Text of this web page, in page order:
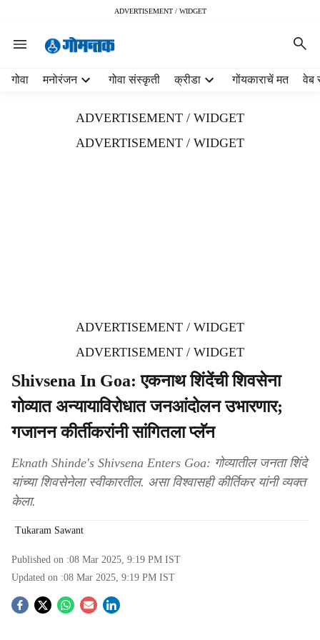
ADVERTISEMENT / WIDGET
गोवा मनोरंजन गोवा संस्कृती क्रीडा गोंयकाराचें मत वेब
ADVERTISEMENT / WIDGET
ADVERTISEMENT / WIDGET
ADVERTISEMENT / WIDGET
ADVERTISEMENT / WIDGET
Shivsena In Goa: एकनाथ शिंदेंची शिवसेना
गोव्यात अन्यायाविरोधात जनआंदोलन उभारणार;
गजानन कीर्तीकरांनी सांगितला प्लॅन
Eknath Shinde's Shivsena Enters Goa: गोव्यातील जनता शिंदे
यांच्या शिवसेनेला स्वीकारतील. असा विश्वासही कीर्तिकर यांनी व्यक्त
केला.
Tukaram Sawant
Published on :08 Mar 2025, 9:19 PM IST
Updated on :08 Mar 2025, 9:19 PM IST
S